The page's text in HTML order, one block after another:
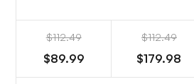
$112.49
$89.99
$112.49
$179.98